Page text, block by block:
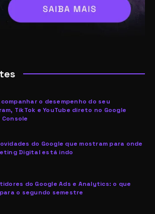
o desempenho do seu
TikTok e YouTube direto no Google
Console
do Google que mostram para onde
Digital está indo
do Google Ads e Analytics: o que
o segundo semestre